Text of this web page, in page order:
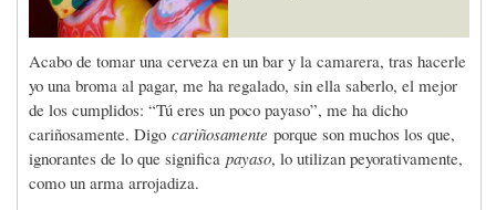
Acabo de tomar una cerveza en un bar y la camarera, tras hacerle
yo una broma al pagar, me ha regalado, sin ella saberlo, el mejor
de los cumplidos: “Tú eres un poco payaso”, me ha dicho
cariñosamente. Digo cariñosamente porque son muchos los que,
ignorantes de lo que significa payaso, lo utilizan peyorativamente,
como un arma arrojadiza.